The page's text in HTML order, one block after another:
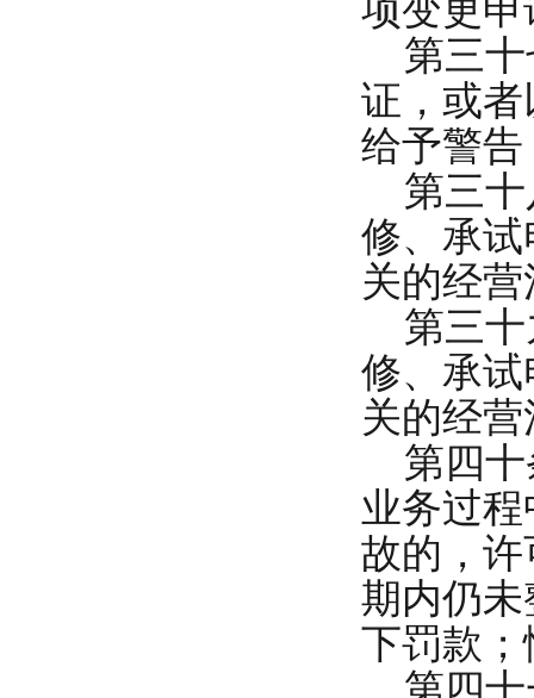
项变更申
第三十
证，或
给予警告
第三十
修、承
关的经
第三十
修、承
关的经
第四十
业务过
故的，
期内仍
下罚款
第四十